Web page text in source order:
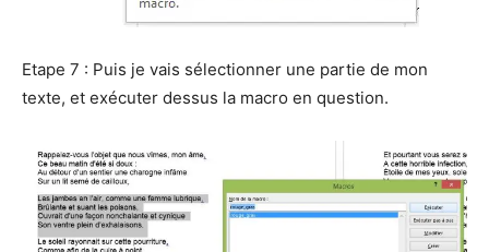
Etape 7 : Puis je vais sélectionner une partie de mon
texte, et exécuter dessus la macro en question.